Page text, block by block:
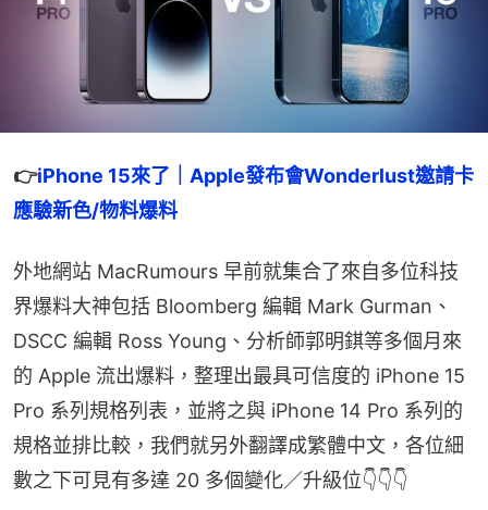
👉iPhone 15來了｜Apple發布會Wonderlust邀請卡
應驗新色/物料爆料
外地網站 MacRumours 早前就集合了來自多位科技
界爆料大神包括 Bloomberg 編輯 Mark Gurman、
DSCC 編輯 Ross Young、分析師郭明錤等多個月來
的 Apple 流出爆料，整理出最具可信度的 iPhone 15
Pro 系列規格列表，並將之與 iPhone 14 Pro 系列的
規格並排比較，我們就另外翻譯成繁體中文，各位細
數之下可見有多達 20 多個變化／升級位👇👇👇